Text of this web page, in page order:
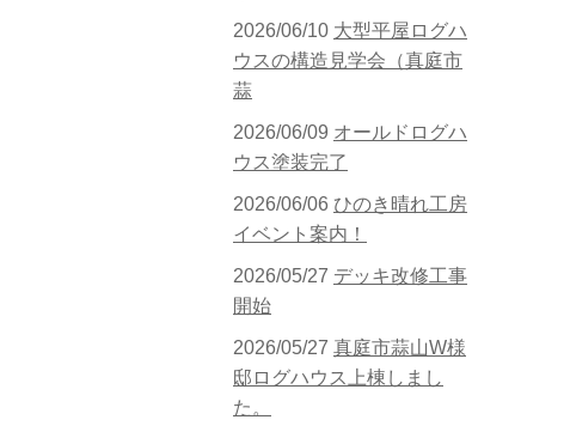
2026/06/10 大型平屋ログハ
ウスの構造見学会（真庭市
蒜
2026/06/09 オールドログハ
ウス塗装完了
2026/06/06 ひのき晴れ工房
イベント案内！
2026/05/27 デッキ改修工事
開始
2026/05/27 真庭市蒜山W様
邸ログハウス上棟しまし
た。